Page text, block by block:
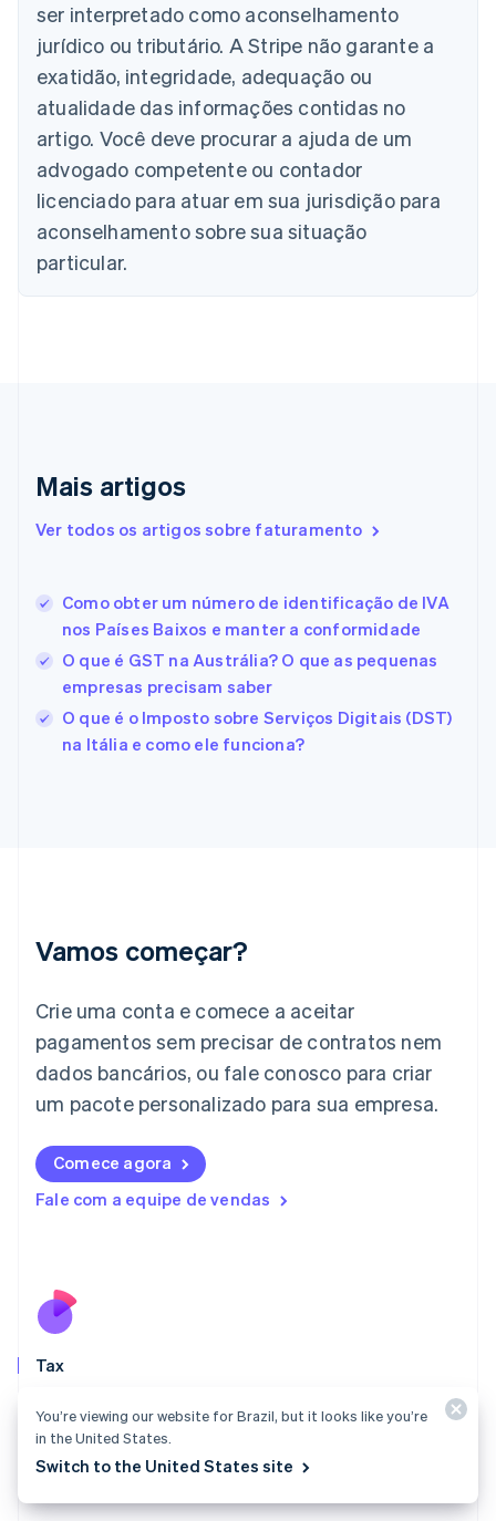
ser interpretado como aconselhamento
jurídico ou tributário. A Stripe não garante a
exatidão, integridade, adequação ou
atualidade das informações contidas no
artigo. Você deve procurar a ajuda de um
advogado competente ou contador
licenciado para atuar em sua jurisdição para
aconselhamento sobre sua situação
particular.
Mais artigos
Ver todos os artigos sobre faturamento
Como obter um número de identificação de IVA
nos Países Baixos e manter a conformidade
O que é GST na Austrália? O que as pequenas
empresas precisam saber
O que é o Imposto sobre Serviços Digitais (DST)
na Itália e como ele funciona?
Vamos começar?
Crie uma conta e comece a aceitar
pagamentos sem precisar de contratos nem
dados bancários, ou fale conosco para criar
um pacote personalizado para sua empresa.
Comece agora
Fale com a equipe de vendas
Tax
valor certo dos impostos e acesse os relatórios
Áustria
DeutschEnglish
Bélgica
Nederlands FrançaisDeutschEnglish
Brasil
Português English
Bulgária
English
Canadá
China continental
简体中文English
Eslováquia
English
EnglishItaliano
Estados Unidos
EnglishEspañol简体中文
Estônia
English
Finlândia
English Svenska
França
Irlanda
Itália
English
Japão
日本語English
Letônia
Liechtenstein
Deutsch English
Lituânia
English
English
Malta
Noruega
English
Nova Zelândia
English
Países Baixos
You’re viewing our website for Brazil, but it looks like you’re
in the United States.
Switch to the United States site